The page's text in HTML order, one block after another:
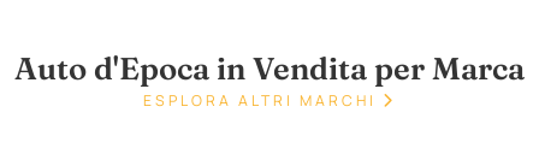
Auto d'Epoca in Vendita per Marca
ESPLORA ALTRI MARCHI